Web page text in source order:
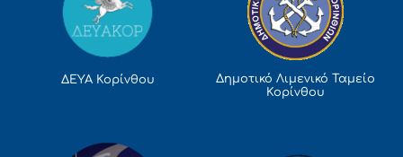
ΔΕΥΑ Κορίνθου
Δημοτικό Λιμενικό Ταμείο
Κορίνθου